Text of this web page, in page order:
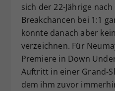
sich der 22-Jährige
Breakchancen bei 1:1
konnte danach aber
verzeichnen. Für
Premiere in Down
Auftritt in einer Grand-
dem ihm zuvor